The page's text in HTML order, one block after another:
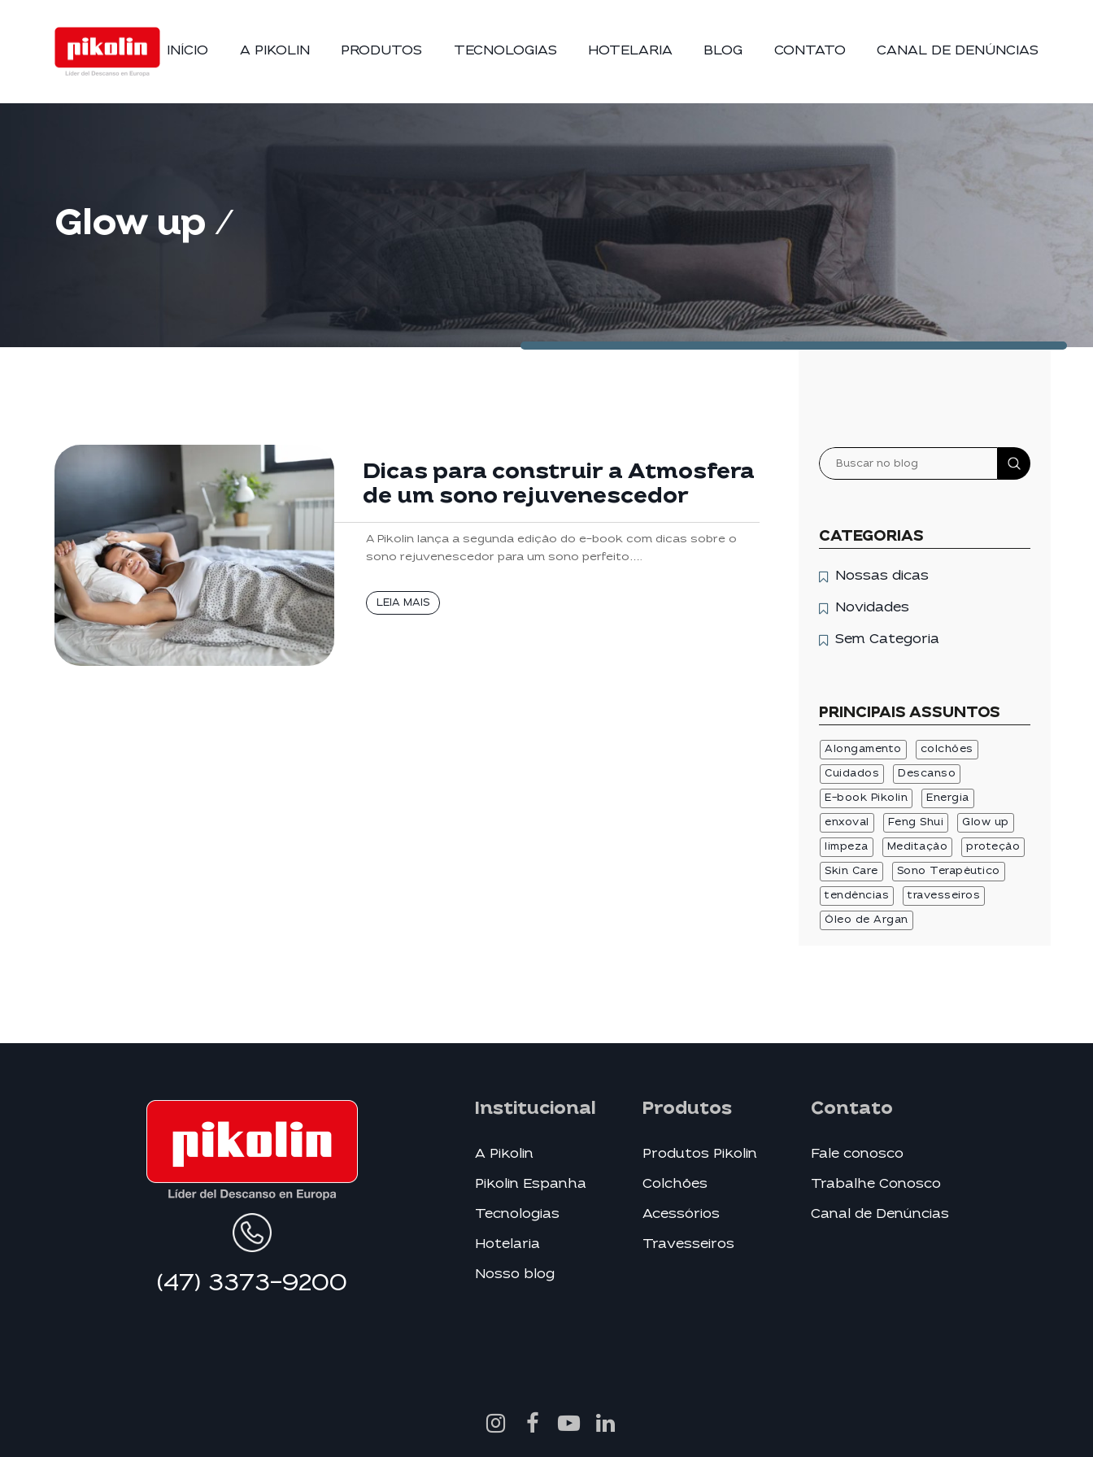
INÍCIO A PIKOLIN PRODUTOS TECNOLOGIAS HOTELARIA BLOG CONTATO CANAL DE DENÚNCIAS
Glow up
Dicas para construir a Atmosfera
de um sono rejuvenescedor
A Pikolin lança a segunda edição do e-book com dicas sobre o
sono rejuvenescedor para um sono perfeito….
LEIA MAIS
Pesquisar
CATEGORIAS
Nossas dicas
Novidades
Sem Categoria
PRINCIPAIS ASSUNTOS
Alongamento colchões
Cuidados Descanso
E-book Pikolin Energia
enxoval Feng Shui Glow up
limpeza Meditação proteção
Skin Care Sono Terapêutico
tendências travesseiros
Óleo de Argan
(47) 3373-9200
Institucional
A Pikolin
Pikolin Espanha
Tecnologias
Hotelaria
Nosso blog
Produtos
Produtos Pikolin
Colchões
Acessórios
Travesseiros
Contato
Fale conosco
Trabalhe Conosco
Canal de Denúncias